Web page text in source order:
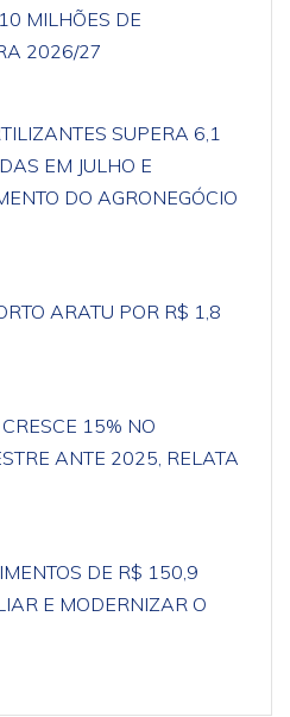
MILHÕES DE
2026/27
SUPERA 6,1
EM JULHO E
DO AGRONEGÓCIO
ARATU POR R$ 1,8
15% NO
ANTE 2025, RELATA
DE R$ 150,9
E MODERNIZAR O